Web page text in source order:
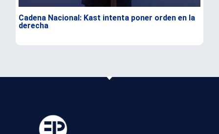
Cadena Nacional: Kast intenta poner orden en la
derecha